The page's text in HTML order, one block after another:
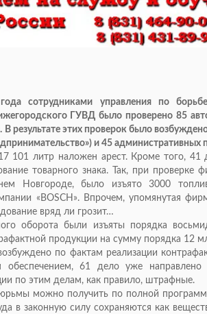
сотрудниками управления по
ГУВД было проверено 85
результате этих проверок было
и 45 административных
101 литр наложен арест. Кроме того,
товарного знака. Так, при проверке
Новгороде, было изъято 3000
«BOSCH». Впрочем, упомянутая
вряд ли грозит…
оборота были изъяты порядка
продукции на сумму порядка 12
по фактам реализации
61 дело уже направлено
по этим делам, как правило, штрафные.
можно получить по полной
в законную силу сохраняются как